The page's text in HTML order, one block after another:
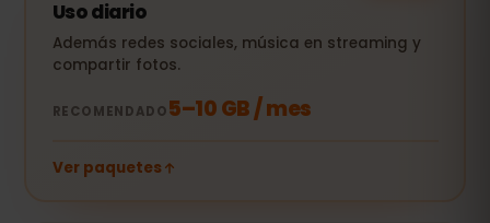
Uso diario
Además redes sociales, música en streaming y
compartir fotos.
RECOMENDADO5–10 GB / mes
Ver paquetes